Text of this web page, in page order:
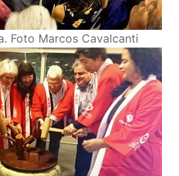
Foto Marcos Cavalcanti